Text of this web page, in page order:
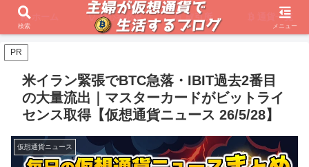
ホーム 初心者必見 取引所 通貨一覧
PR
米イラン緊張でBTC急落・IBIT過去2番目
の大量流出｜マスターカードがビットライ
センス取得【仮想通貨ニュース 26/5/28】
仮想通貨ニュース
検索 メニュー